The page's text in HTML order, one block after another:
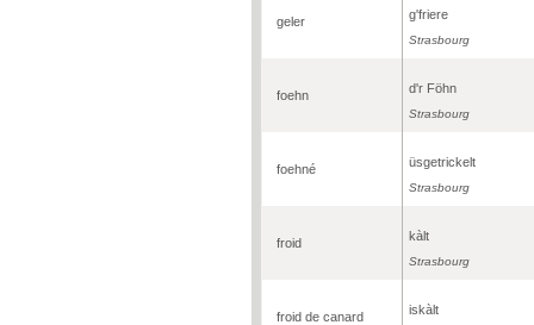
geler g'friere
Strasbourg
foehn d'r Föhn
Strasbourg
foehné üsgetrickelt
Strasbourg
froid kàlt
Strasbourg
froid de canard iskàlt